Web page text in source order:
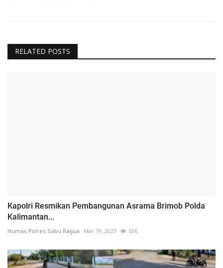
RELATED POSTS
Kapolri Resmikan Pembangunan Asrama Brimob Polda
Kalimantan...
Humas Polres Sabu Raijua Mar 19, 2023 536